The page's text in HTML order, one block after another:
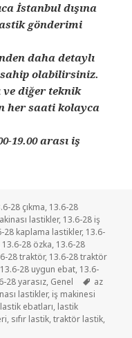
İstanbul dışına
gönderimi
daha detaylı
olabilirsiniz.
diğer teknik
her saati kolayca
19.00 arası iş
28 çıkma, 13.6-28
lastikler, 13.6-28 iş
28 kaplama lastikler, 13.6-
13.6-28 özka, 13.6-28
28 traktör, 13.6-28 traktör
13.6-28 uygun ebat, 13.6-
28 yarasız, Genel Etiketler
az
lastikler, iş makinesi
lastik ebatları, lastik
, sıfır lastik,traktör lastik,